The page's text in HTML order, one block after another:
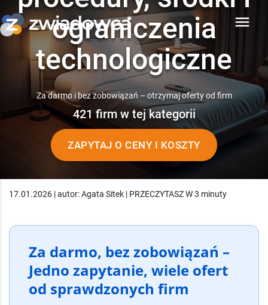
menu
ograniczenia
technologiczne
Za darmo i bez zobowiązań – otrzymaj oferty od firm
421 firm w tej kategorii
ZAPYTAJ O CENY I KOSZTY
17.01.2026 | autor: Agata Sitek | PRZECZYTASZ W 3 minuty
Za darmo, bez zobowiązań –
Jedno zapytanie, wiele ofert
od sprawdzonych firm